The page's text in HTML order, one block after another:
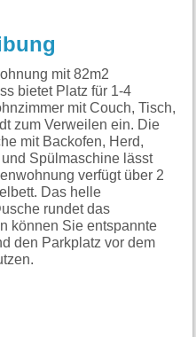
mit 82m2
bietet Platz für 1-4
mit Couch, Tisch,
zum Verweilen ein. Die
mit Backofen, Herd,
Spülmaschine lässt
verfügt über 2
Das helle
rundet das
können Sie entspannte
den Parkplatz vor dem